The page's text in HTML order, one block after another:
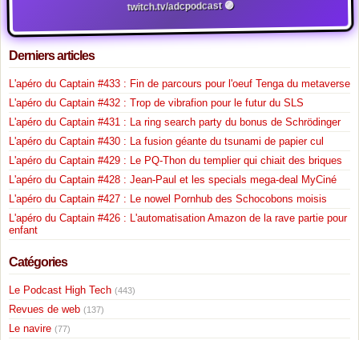
twitch.tv/adcpodcast 🟣
Derniers articles
L'apéro du Captain #433 : Fin de parcours pour l'oeuf Tenga du metaverse
L'apéro du Captain #432 : Trop de vibrafion pour le futur du SLS
L'apéro du Captain #431 : La ring search party du bonus de Schrödinger
L'apéro du Captain #430 : La fusion géante du tsunami de papier cul
L'apéro du Captain #429 : Le PQ-Thon du templier qui chiait des briques
L'apéro du Captain #428 : Jean-Paul et les specials mega-deal MyCiné
L'apéro du Captain #427 : Le nowel Pornhub des Schocobons moisis
L'apéro du Captain #426 : L'automatisation Amazon de la rave partie pour
enfant
Catégories
Le Podcast High Tech (443)
Revues de web (137)
Le navire (77)